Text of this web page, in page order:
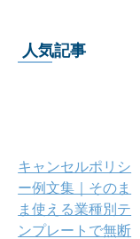
人気記事
キャンセルポリシ
ー例文集｜そのま
ま使える業種別テ
ンプレートで無断